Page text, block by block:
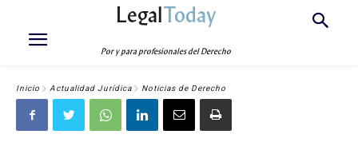
LegalToday
Por y para profesionales del Derecho
Inicio Actualidad Jurídica Noticias de Derecho